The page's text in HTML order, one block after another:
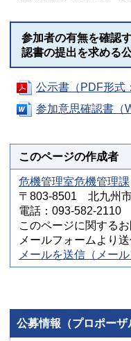
参加者の有無を確認
認書の提出を求める
公示書（PDF形式
参加意思確認書（
このページの作成者
危機管理室危機管理課
〒803-8501 北九州
電話：093-582-2110
このページに関する
メールフォームより送
メールを送信（メール
公募情報（プロポーザ